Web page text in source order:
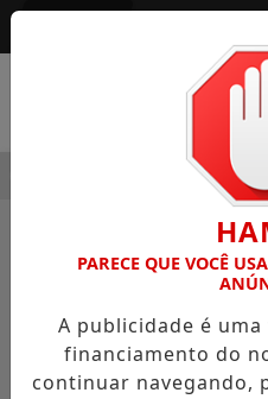
SÉRIE A SÉRIE B
PARECE QUE VOCÊ
A publicidade é
financiamento do
continuar navegando,